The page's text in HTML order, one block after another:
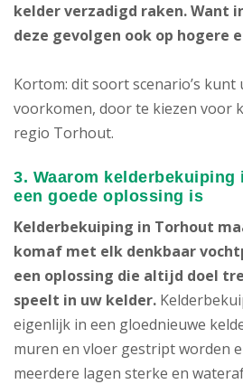
kelder verzadigd raken. Want
deze gevolgen ook op hogere
Kortom: dit soort scenario’s kunt
voorkomen, door te kiezen voor
regio Torhout.
3. Waarom kelderbekuiping
een goede oplossing is
Kelderbekuiping in Torhout
komaf met elk denkbaar
een oplossing die altijd doel
speelt in uw kelder.
eigenlijk in een gloednieuwe
muren en vloer gestript worden
meerdere lagen sterke en